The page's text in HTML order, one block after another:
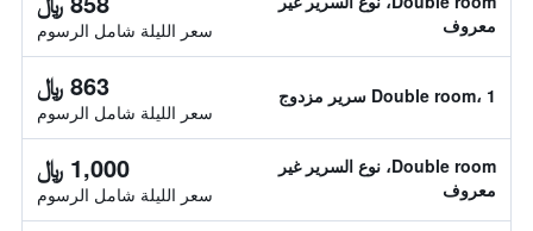
معروف
سعر الليلة شامل الرسوم
Double room، 1 سرير مزدوج 863 ﷼
سعر الليلة شامل الرسوم
Double room، نوع السرير غير
معروف
1,000 ﷼
سعر الليلة شامل الرسوم